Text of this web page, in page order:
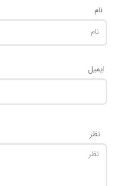
نام
ایمیل
نظر